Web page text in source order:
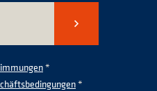
Senden
*
*